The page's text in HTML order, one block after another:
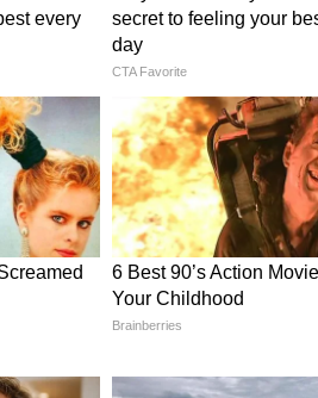
বাণিজ্য ও জ্বালানি বাজারে
অন্যতম গুরুত্বপূর্ণ সামুদ্রিক
আর্থিক শর্ত আরোপের সম্ভাবনা
বাড়ে পশ্চিম এশিয়ায়। পাল্টা
পরে পরিস্থিতি নিয়ন্ত্রণে
পর দুই পক্ষ সমঝোতার
আবারও অনিশ্চয়তার মুখে